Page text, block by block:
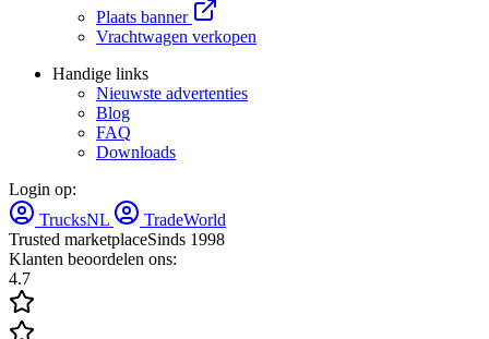
Plaats banner
Vrachtwagen verkopen
Handige links
Nieuwste advertenties
Blog
FAQ
Downloads
Login op:
TrucksNL
TradeWorld
Trusted marketplaceSinds 1998
Klanten beoordelen ons:
4.7